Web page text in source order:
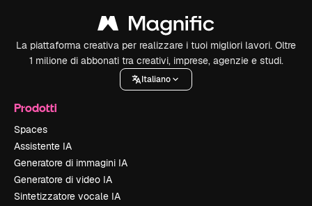
La piattaforma creativa per realizzare i tuoi migliori lavori. Oltre
1 milione di abbonati tra creativi, imprese, agenzie e studi.
Italiano
Prodotti
Spaces
Assistente IA
Generatore di immagini IA
Generatore di video IA
Sintetizzatore vocale IA